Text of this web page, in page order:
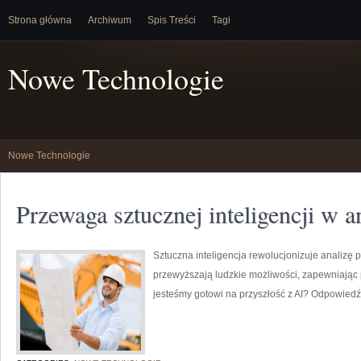
Strona główna Archiwum Spis Treści Tagi
Nowe Technologie
Nowe Technologie
Przewaga sztucznej inteligencji w
Sztuczna inteligencja rewolucjonizuje analizę
przewyższają ludzkie możliwości,
jesteśmy gotowi na przyszłość z AI?